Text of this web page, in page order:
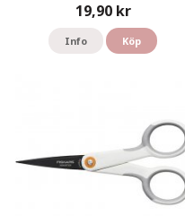
19,90 kr
Info Köp